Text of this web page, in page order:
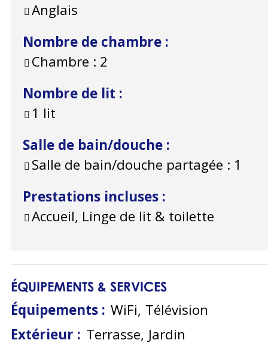
Anglais
Nombre de chambre :
Chambre : 2
Nombre de lit :
1 lit
Salle de bain/douche :
Salle de bain/douche partagée : 1
Prestations incluses :
Accueil, Linge de lit & toilette
ÉQUIPEMENTS & SERVICES
Équipements : WiFi Télévision
Extérieur : Terrasse Jardin